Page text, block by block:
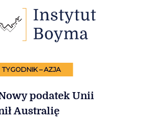
TYGODNIK – AZJA
podatek Unii
Australię